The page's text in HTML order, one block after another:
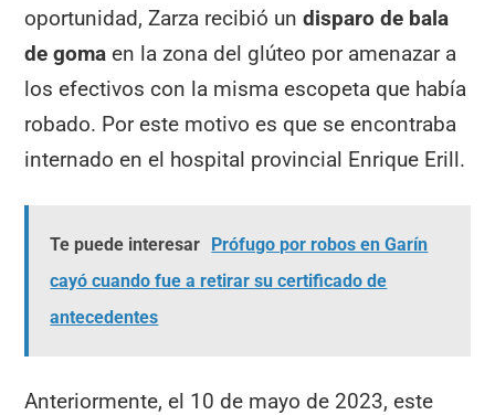
oportunidad, Zarza recibió undisparo de bala
de goma en la zona del glúteo por amenazar a
los efectivos con la misma escopeta que había
robado. Por este motivo es que se encontraba
internado en el hospital provincial Enrique Erill.
Te puede interesar Prófugo por robos en Garín
cayó cuando fue a retirar su certificado de
antecedentes
Anteriormente, el 10 de mayo de 2023, este